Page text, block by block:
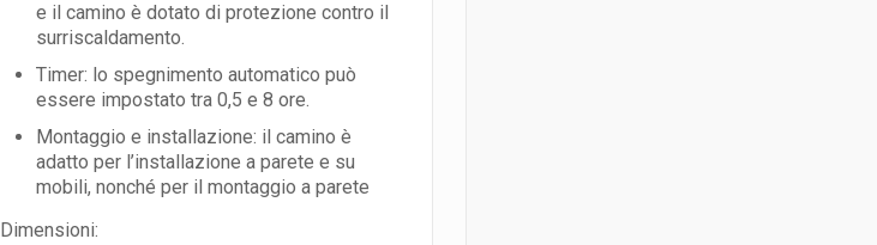
e il camino è dotato di protezione contro il
surriscaldamento.
Timer: lo spegnimento automatico può
essere impostato tra 0,5 e 8 ore.
Montaggio e installazione: il camino è
adatto per l’installazione a parete e su
mobili, nonché per il montaggio a parete
Dimensioni: